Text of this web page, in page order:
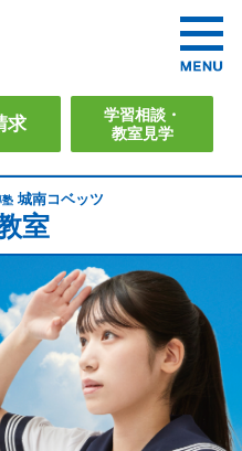
求
学習相談・
教室見学
塾 城南コベッツ
室